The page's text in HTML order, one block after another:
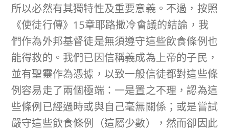
所以必然有其獨特性及重要意義。不過，按照
《使徒行傳》15章耶路撒冷會議的結論，我
們作為外邦基督徒是無須遵守這些飲食條例也
能得救的。我們已因信稱義成為上帝的子民，
並有聖靈作為憑據，以致一般信徒都對這些條
例容易走了兩個極端：一是置之不理，認為這
些條例已經過時或與自己毫無關係；或是嘗試
嚴守這些飲食條例（這屬少數），然而卻因此